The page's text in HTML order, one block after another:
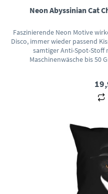
Neon Abyssinian Cat
Faszinierende Neon Motive
Disco, immer wieder passend
samtiger Anti-Spot-
Maschinenwäsche bis 50